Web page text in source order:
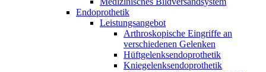
Endoprothetik
Leistungsangebot
Arthroskopische Eingriffe an
verschiedenen Gelenken
Hüftgelenksendoprothetik
Kniegelenksendoprothetik